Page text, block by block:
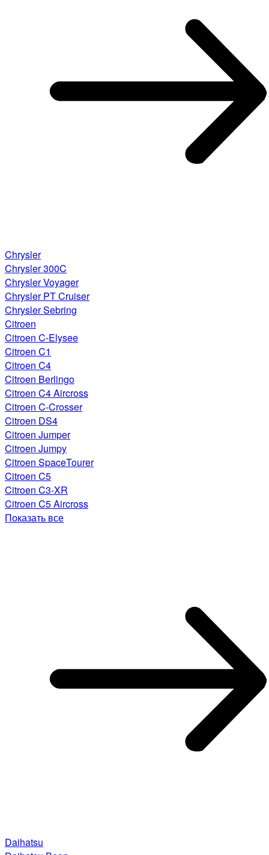
Chrysler
Chrysler 300C
Chrysler Voyager
Chrysler PT Cruiser
Chrysler Sebring
Citroen
Citroen C-Elysee
Citroen C1
Citroen C4
Citroen Berlingo
Citroen C4 Aircross
Citroen C-Crosser
Citroen DS4
Citroen Jumper
Citroen Jumpy
Citroen SpaceTourer
Citroen C5
Citroen C3-XR
Citroen C5 Aircross
Показать все
Daihatsu